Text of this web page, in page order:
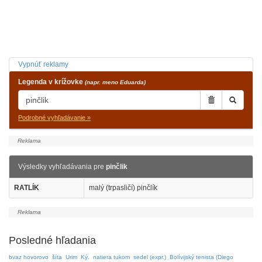
Vypnúť reklamy
Legenda v krížovke (napr. meno Eduarda)
Podrobné vyhľadávanie »
Výsledky vyhľadávania pre pinčlik
RATLÍK malý (trpasličí) pinčlík
Posledné hľadania
bvaz hovorovo šíta Urim Ký. natiera tukom sedel (expr.) Bolívijský tenista (Diego